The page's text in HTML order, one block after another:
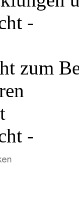
-
zum
-